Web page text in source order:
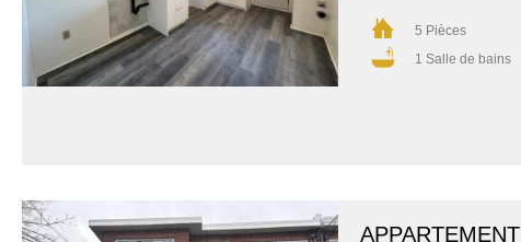
5 Pièces
1 Salle de bains
APPARTEMENT